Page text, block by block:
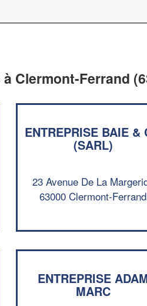
Clermont-Ferrand
ENTREPRISE BAIE &
(SARL)
23 Avenue De La
63000 Clermont-Ferrand
ENTREPRISE
MARC